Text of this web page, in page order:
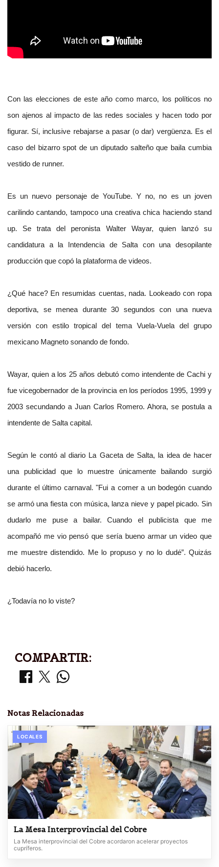
Con las elecciones de este año como marco, los políticos no
son ajenos al impacto de las redes sociales y hacen todo por
figurar. Sí, inclusive rebajarse a pasar (o dar) vergüenza. Es el
caso del bizarro spot de un diputado salteño que baila cumbia
vestido de runner.
Es un nuevo personaje de YouTube. Y no, no es un joven
carilindo cantando, tampoco una creativa chica haciendo stand
up. Se trata del peronista Walter Wayar, quien lanzó su
candidatura a la Intendencia de Salta con una desopilante
producción que copó la plataforma de videos.
¿Qué hace? En resumidas cuentas, nada. Lookeado con ropa
deportiva, se menea durante 30 segundos con una nueva
versión con estilo tropical del tema Vuela-Vuela del grupo
mexicano Magneto sonando de fondo.
Wayar, quien a los 25 años debutó como intendente de Cachi y
fue vicegobernador de la provincia en los períodos 1995, 1999 y
2003 secundando a Juan Carlos Romero. Ahora, se postula a
intendente de Salta capital.
Según le contó al diario La Gaceta de Salta, la idea de hacer
una publicidad que lo muestre únicamente bailando surgió
durante el último carnaval. "Fui a comer a un bodegón cuando
se armó una fiesta con música, lanza nieve y papel picado. Sin
dudarlo me puse a bailar. Cuando el publicista que me
acompañó me vio pensó que sería bueno armar un video que
me muestre distendido. Me lo propuso y no lo dudé”. Quizás
debió hacerlo.
¿Todavía no lo viste?
COMPARTIR:
Notas Relacionadas
LOCALES
La Mesa Interprovincial del Cobre
La Mesa interprovincial del Cobre acordaron acelerar proyectos
cupríferos.